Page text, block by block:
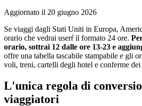
Aggiornato il 20 giugno 2026
Se viaggi dagli Stati Uniti in Europa,
orario che vedrai userŕ il formato 24 ore.
orario, sottrai 12 dalle ore 13-23 e
offre una tabella tascabile stampabile e gli
voli, treni, cartelli degli hotel e conferme dei
L'unica regola di
viaggiatori